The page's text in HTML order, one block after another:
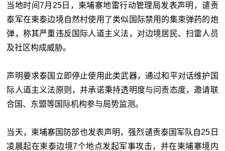
当地时间7月25日，柬埔寨地雷行动管理局发表声明，谴责
泰军在柬泰边境自然村使用了类似国际禁用的集束弹药的炮
弹，称其严重违反国际人道主义法，对边境居民、扫雷人员
及社区构成威胁。
声明要求泰国立即停止使用此类武器，通过和平对话维护国
际人道主义法原则，并承诺秉持透明度与问责态度，邀请联
合国、东盟等国际机构参与局势监测。
当天，柬埔寨国防部也发表声明，强烈谴责泰国军队自25日
凌晨起在柬泰边境7个地点发起军事攻击，并在柬埔寨境内